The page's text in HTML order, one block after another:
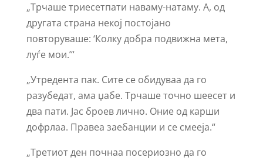
„Трчаше триесетпати наваму-натаму. А, од
другата страна некој постојано
повторуваше: ‘Колку добра подвижна мета,
луѓе мои.’“
„Утредента пак. Сите се обидуваа да го
разубедат, ама џабе. Трчаше точно шеесет и
два пати. Јас броев лично. Оние од карши
дофрлаа. Правеа заебанции и се смееја.“
„Третиот ден почнаа посериозно да го